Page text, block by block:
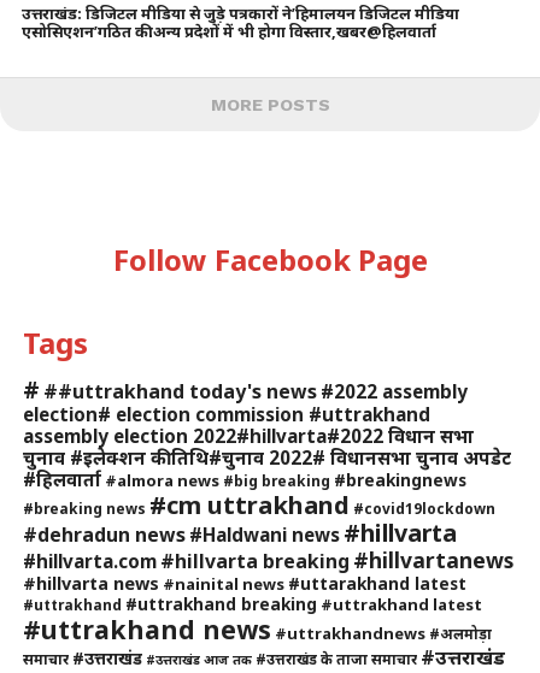
उत्तराखंड: डिजिटल मीडिया से जुड़े पत्रकारों ने’हिमालयन डिजिटल मीडिया
एसोसिएशन’गठित की.अन्य प्रदेशों में भी होगा विस्तार,खबर@हिलवार्ता
MORE POSTS
Follow Facebook Page
Tags
# ##uttrakhand today's news #2022 assembly
election# election commission #uttrakhand
assembly election 2022#hillvarta#2022 विधान सभा
चुनाव #इलेक्शन की तिथि#चुनाव 2022# विधानसभा चुनाव अपडेट
#हिलवार्ता #almora news #big breaking #breakingnews
#breaking news #cm uttrakhand #covid19lockdown
#dehradun news #Haldwani news #hillvarta
#hillvarta.com #hillvarta breaking #hillvartanews
#hillvarta news #nainital news #uttarakhand latest
#uttrakhand #uttrakhand breaking #uttrakhand latest
#uttrakhand news #uttrakhandnews #अलमोड़ा
समाचार #उत्तराखंड #उत्तराखंड आज तक #उत्तराखंड के ताजा समाचार #उत्तराखंड